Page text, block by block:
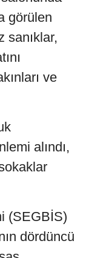
görülen
sanıklar,
ve
alındı,
(SEGBİS)
dördüncü